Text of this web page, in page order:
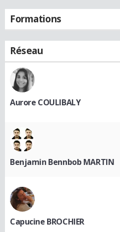
Formations
Réseau
Aurore COULIBALY
Benjamin Bennbob MARTIN
Capucine BROCHIER